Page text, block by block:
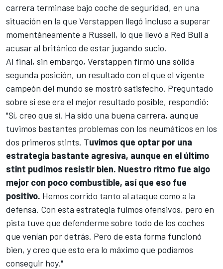
carrera terminase bajo coche de seguridad, en una
situación en la que Verstappen llegó incluso a superar
momentáneamente a Russell, lo que llevó a Red Bull a
acusar al británico de estar jugando sucio.
Al final, sin embargo, Verstappen firmó una sólida
segunda posición, un resultado con el que el vigente
campeón del mundo se mostró satisfecho. Preguntado
sobre si ese era el mejor resultado posible, respondió:
"Sí, creo que sí. Ha sido una buena carrera, aunque
tuvimos bastantes problemas con los neumáticos en los
dos primeros stints. Tuvimos que optar por una
estrategia bastante agresiva, aunque en el último
stint pudimos resistir bien. Nuestro ritmo fue algo
mejor con poco combustible, así que eso fue
positivo. Hemos corrido tanto al ataque como a la
defensa. Con esta estrategia fuimos ofensivos, pero en
pista tuve que defenderme sobre todo de los coches
que venían por detrás. Pero de esta forma funcionó
bien, y creo que esto era lo máximo que podíamos
conseguir hoy."